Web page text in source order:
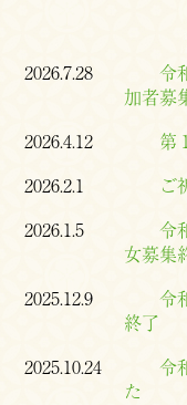
2026.7.28
令
加者募
2026.4.12
第
2026.2.1
ご
2026.1.5
令
女募集
2025.12.9
令
終了
2025.10.24
令
た